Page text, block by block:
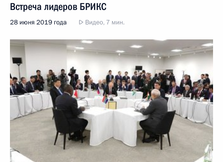
Встреча лидеров БРИКС
28 июня 2019 года Видео, 7 мин.